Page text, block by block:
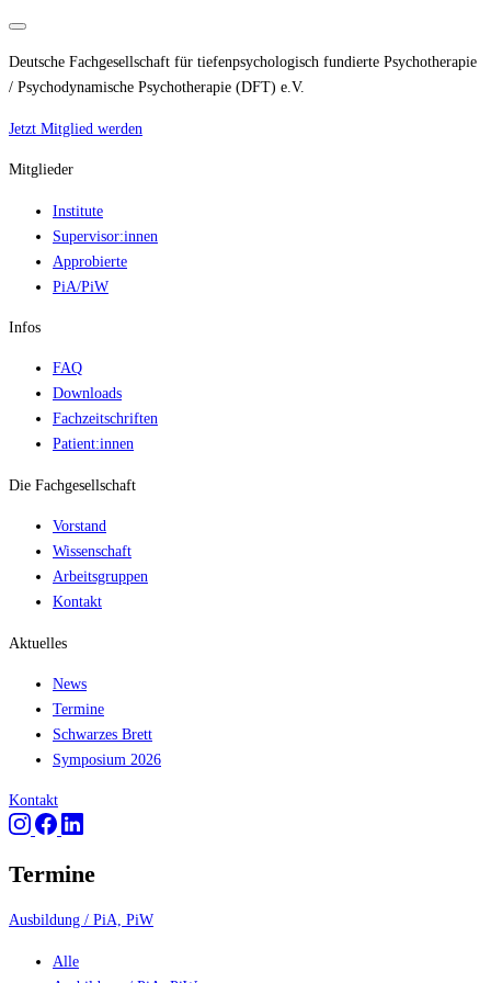
Deutsche Fachgesellschaft für tiefenpsychologisch fundierte Psychotherapie
/ Psychodynamische Psychotherapie (DFT) e.V.
Jetzt Mitglied werden
Mitglieder
Institute
Supervisor:innen
Approbierte
PiA/PiW
Infos
FAQ
Downloads
Fachzeitschriften
Patient:innen
Die Fachgesellschaft
Vorstand
Wissenschaft
Arbeitsgruppen
Kontakt
Aktuelles
News
Termine
Schwarzes Brett
Symposium 2026
Kontakt
Termine
Ausbildung / PiA, PiW
Alle